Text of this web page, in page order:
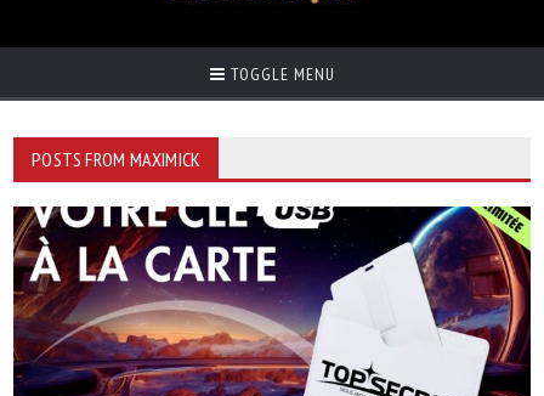
TOGGLE MENU
POSTS FROM MAXIMICK